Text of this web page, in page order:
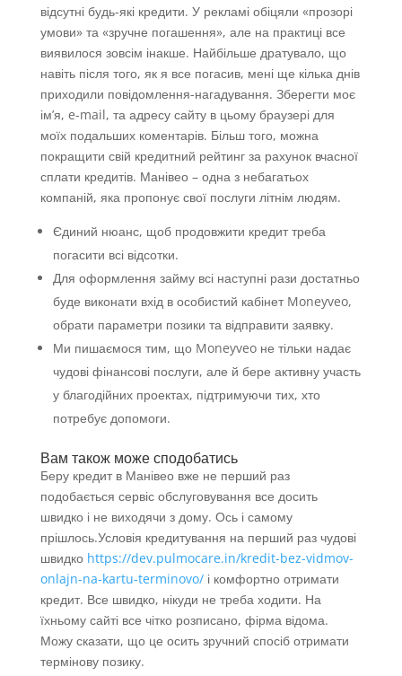
відсутні будь-які кредити. У рекламі обіцяли «прозорі
умови» та «зручне погашення», але на практиці все
виявилося зовсім інакше. Найбільше дратувало, що
навіть після того, як я все погасив, мені ще кілька днів
приходили повідомлення-нагадування. Зберегти моє
ім’я, e-mail, та адресу сайту в цьому браузері для
моїх подальших коментарів. Більш того, можна
покращити свій кредитний рейтинг за рахунок вчасної
сплати кредитів. Манівео – одна з небагатьох
компаній, яка пропонує свої послуги літнім людям.
Єдиний нюанс, щоб продовжити кредит треба
погасити всі відсотки.
Для оформлення займу всі наступні рази достатньо
буде виконати вхід в особистий кабінет Moneyveo,
обрати параметри позики та відправити заявку.
Ми пишаємося тим, що Moneyveo не тільки надає
чудові фінансові послуги, але й бере активну участь
у благодійних проектах, підтримуючи тих, хто
потребує допомоги.
Вам також може сподобатись
Беру кредит в Манівео вже не перший раз
подобається сервіс обслуговування все досить
швидко і не виходячи з дому. Ось і самому
прішлось.Условія кредитування на перший раз чудові
швидко https://dev.pulmocare.in/kredit-bez-vidmov-
onlajn-na-kartu-terminovo/і комфортно отримати
кредит. Все швидко, нікуди не треба ходити. На
їхньому сайті все чітко розписано, фірма відома.
Можу сказати, що це осить зручний спосіб отримати
термінову позику.